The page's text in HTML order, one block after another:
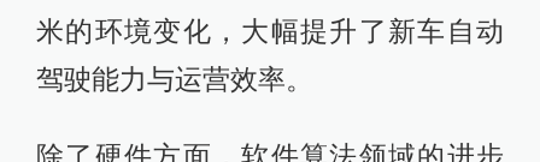
米的环境变化，大幅提升了新车自动
驾驶能力与运营效率。
除了硬件方面，软件算法领域的进步